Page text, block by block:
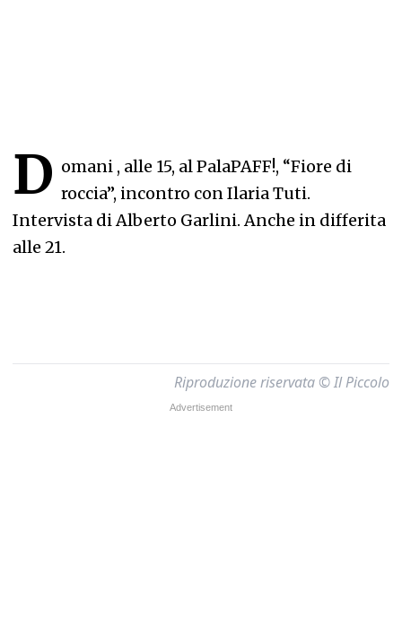
D omani , alle 15, al PalaPAFF!, “Fiore di
roccia”, incontro con Ilaria Tuti.
Intervista di Alberto Garlini. Anche in differita
alle 21.
Riproduzione riservata © Il Piccolo